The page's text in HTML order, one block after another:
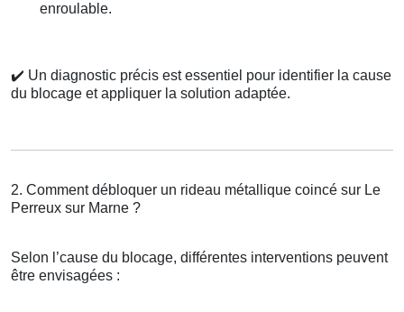
enroulable.
✔️ Un diagnostic précis est essentiel pour identifier la cause
du blocage et appliquer la solution adaptée.
2. Comment débloquer un rideau métallique coincé sur Le
Perreux sur Marne ?
Selon l’cause du blocage, différentes interventions peuvent
être envisagées :